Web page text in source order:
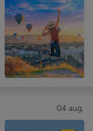
04 aug.